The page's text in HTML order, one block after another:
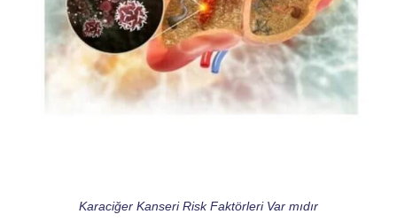
Karaciğer Kanseri Risk Faktörleri Var mıdır